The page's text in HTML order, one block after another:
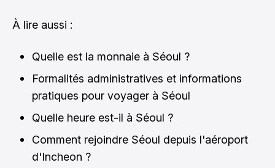
À lire aussi :
Quelle est la monnaie à Séoul ?
Formalités administratives et informations
pratiques pour voyager à Séoul
Quelle heure est-il à Séoul ?
Comment rejoindre Séoul depuis l'aéroport
d'Incheon ?